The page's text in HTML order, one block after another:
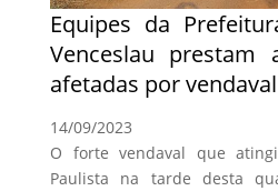
Equipes da
Venceslau prestam
afetadas por vendaval
14/09/2023
O forte vendaval que
Paulista na tarde desta